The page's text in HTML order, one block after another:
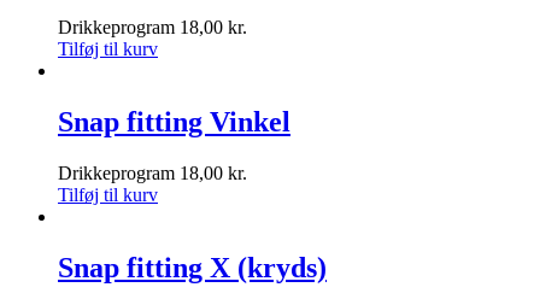
Drikkeprogram 18,00 kr.
Tilføj til kurv
Snap fitting Vinkel
Drikkeprogram 18,00 kr.
Tilføj til kurv
Snap fitting X (kryds)